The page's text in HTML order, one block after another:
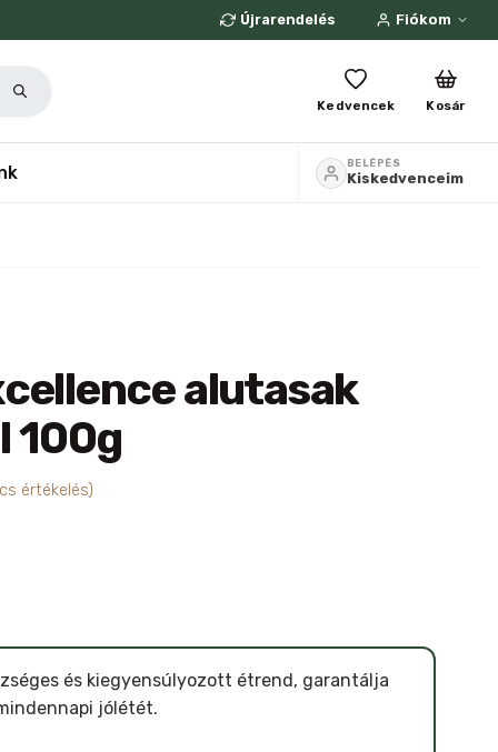
Újrarendelés Fiókom
Kedvencek Kosár
BELÉPÉS
Kiskedvenceim
alutasak
100g
értékelés)
és kiegyensúlyozott étrend, garantálja
jólétét.